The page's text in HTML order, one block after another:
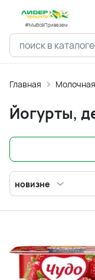
#МыВсёПривезем
Главная
Йогурты,
новизне